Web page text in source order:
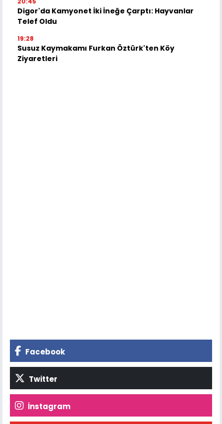
Digor'da Kamyonet İki İneğe Çarptı: Hayvanlar
Telef Oldu
19:28
Susuz Kaymakamı Furkan Öztürk'ten Köy
Ziyaretleri
Facebook
Twitter
İnstagram